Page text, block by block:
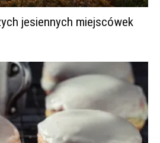
jesiennych miejscówek